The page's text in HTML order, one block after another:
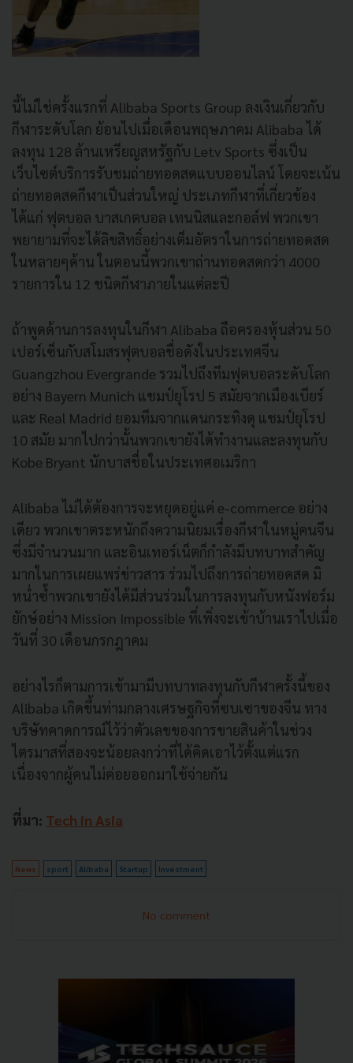
นี้ไม่ใช่ครั้งแรกที่ Alibaba Sports Group ลงเงินเกี่ยวกับ
กีฬาระดับโลก ย้อนไปเมื่อเดือนพฤษภาคม Alibaba ได้
ลงทุน 128 ล้านเหรียญสหรัฐกับ Letv Sports ซึ่งเป็น
เว็บไซต์บริการรับชมถ่ายทอดสดแบบออนไลน์ โดยจะเน้น
ถ่ายทอดสดกีฬาเป็นส่วนใหญ่ ประเภทกีฬาที่เกี่ยวข้อง
ได้แก่ ฟุตบอล บาสเกตบอล เทนนิสและกอล์ฟ พวกเขา
พยายามที่จะได้ลิขสิทธิ์อย่างเต็มอัตราในการถ่ายทอดสด
ในหลายๆด้าน ในตอนนี้พวกเขาถ่านทอดสดกว่า 4000
รายการใน 12 ชนิดกีฬาภายในแต่ละปี
ถ้าพูดด้านการลงทุนในกีฬา Alibaba ถือครองหุ้นส่วน 50
เปอร์เซ็นกับสโมสรฟุตบอลชื่อดังในประเทศจีน
Guangzhou Evergrande รวมไปถึงทีมฟุตบอลระดับโลก
อย่าง Bayern Munich แชมป์ยุโรป 5 สมัยจากเมืองเบียร์
และ Real Madrid ยอมทีมจากแดนกระทิงดุ แชมป์ยุโรป
10 สมัย มากไปกว่านั้นพวกเขายังได้ทำงานและลงทุนกับ
Kobe Bryant นักบาสชื่อในประเทศอเมริกา
Alibaba ไม่ได้ต้องการจะหยุดอยู่แค่ e-commerce อย่าง
เดียว พวกเขาตระหนักถึงความนิยมเรื่องกีฬาในหมู่คนจีน
ซึ่งมีจำนวนมาก และอินเทอร์เน็ตก็กำลังมีบทบาทสำคัญ
มากในการเผยแพร่ข่าวสาร ร่วมไปถึงการถ่ายทอดสด มิ
หน่ำซ้ำพวกเขายังได้มีส่วนร่วมในการลงทุนกับหนังฟอร์ม
ยักษ์อย่าง Mission Impossible ที่เพิ่งจะเข้าบ้านเราไปเมื่อ
วันที่ 30 เดือนกรกฎาคม
อย่างไรก็ตามการเข้ามามีบทบาทลงทุนกับกีฬาครั้งนี้ของ
Alibaba เกิดขึ้นท่ามกลางเศรษฐกิจที่ซบเซาของจีน ทาง
บริษัทคาดการณ์ไว้ว่าตัวเลขของการขายสินค้าในช่วง
ไตรมาสที่สองจะน้อยลงกว่าที่ได้คิดเอาไว้ตั้งแต่แรก
เนื่องจากผู้คนไม่ค่อยออกมาใช้จ่ายกัน
ที่มา: Tech in Asia
News sport Alibaba Startup Investment
No comment